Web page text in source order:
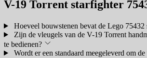
V-19 Torrent starfighter
Hoeveel bouwstenen bevat de Lego 75432
Zijn de vleugels van de V-19 Torrent
te bedienen?
Wordt er een standaard meegeleverd om